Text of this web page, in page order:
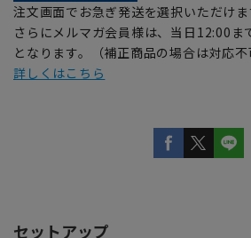
注文画面でお急ぎ発送を選択いただけま
さらにメルマガ会員様は、当日12:00ま
となります。（補正商品の場合は対応不
詳しくはこちら